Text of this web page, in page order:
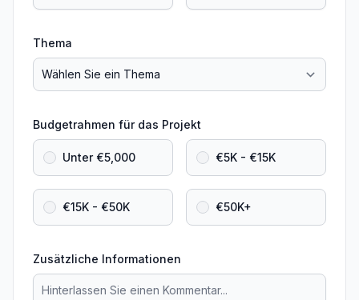
Thema
Budgetrahmen für das Projekt
Unter €5,000 €5K - €15K
€15K - €50K €50K+
Zusätzliche Informationen